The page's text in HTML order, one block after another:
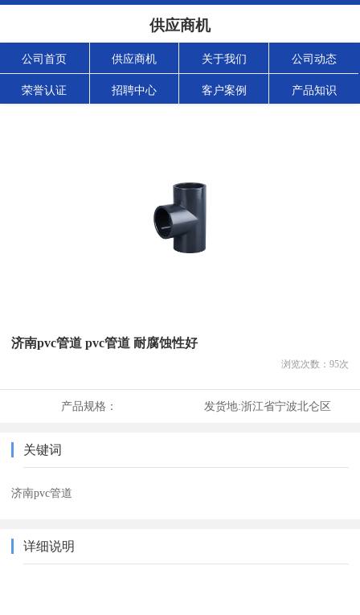
供应商机
公司首页 供应商机 关于我们 公司动态
荣誉认证 招聘中心 客户案例 产品知识
济南pvc管道 pvc管道 耐腐蚀性好
浏览次数： 95次
产品规格： 发货地:浙江省宁波北仑区
关键词
济南pvc管道
详细说明